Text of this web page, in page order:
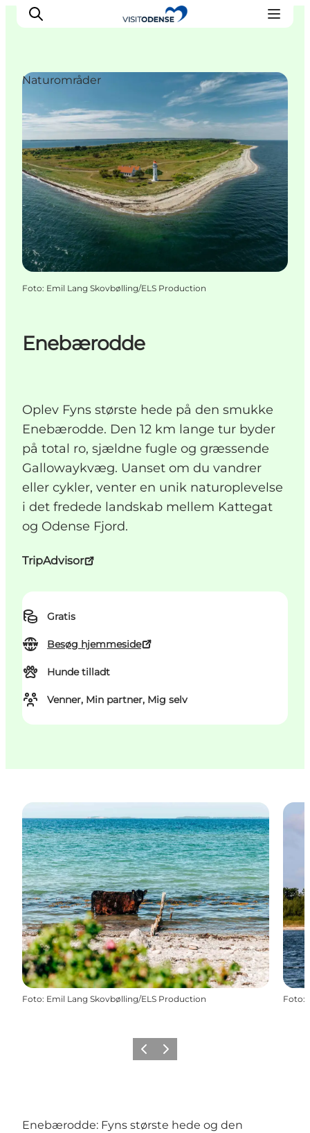
Oplev Odense
Det sker i Odense
Planlæg din tur
Inspiration
Enebærodde
Oplev Fyns største hede på den smukke
Enebærodde. Den 12 km lange tur byder
på total ro, sjældne fugle og græssende
Gallowaykvæg. Uanset om du vandrer
eller cykler, venter en unik naturoplevelse
i det fredede landskab mellem Kattegat
og Odense Fjord.
TripAdvisor
Gratis
Besøg hjemmeside
Hunde tilladt
Venner, Min partner, Mig selv
Naturområder
Foto: Emil Lang Skovbølling/ELS Production
Foto: Emil Lang Skovbølling/ELS Production Foto:
ForrigeNæste
Enebærodde: Fyns største hede og den